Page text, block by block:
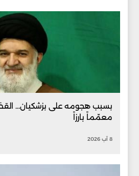
بسبب هجومه على بزشكيان...
معمّماً بارزاً
8 آب 2026